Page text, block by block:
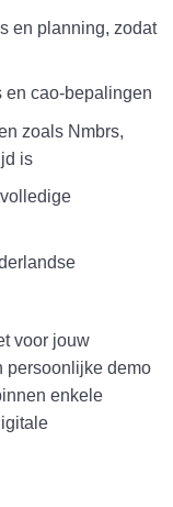
en planning, zodat
en cao-bepalingen
zoals Nmbrs,
is
voor jouw
persoonlijke demo
enkele